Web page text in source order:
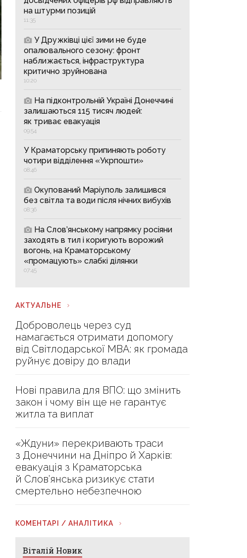
на штурми позицій
11:35
У Дружківці цієї зими не буде
опалювального сезону: фронт
наближається, інфраструктура
критично зруйнована
10:20
На підконтрольній Україні Донеччині
залишаються 115 тисяч людей:
як триває евакуація
09:54
У Краматорську припиняють роботу
чотири відділення «Укрпошти»
08:46
Окупований Маріуполь залишився
без світла та води після нічних вибухів
08:36
На Слов’янському напрямку росіяни
заходять в тил і коригують ворожий
вогонь, на Краматорському
«промацують» слабкі ділянки
07:45
АКТУАЛЬНЕ
Доброволець через суд
намагається отримати допомогу
від Світлодарської МВА: як громада
руйнує довіру до влади
Нові правила для ВПО: що змінить
закон і чому він ще не гарантує
житла та виплат
«Ждуни» перекривають траси
з Донеччини на Дніпро й Харків:
евакуація з Краматорська
й Слов’янська ризикує стати
смертельно небезпечною
КОМЕНТАРІ / АНАЛІТИКА
Віталій Новик